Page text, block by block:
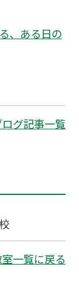
、ある日の
グ記事一覧
一覧に戻る